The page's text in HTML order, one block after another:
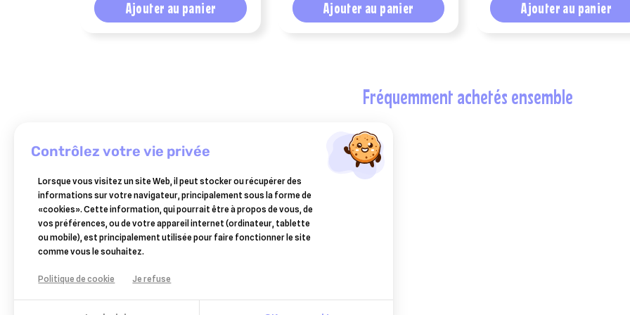
Ajouter au panier Ajouter au panier Ajouter au panier
fréquemment achetés ensemble
AXIENCE
9,83 €
Ajouter au panier
ESC
LABORATOIRE
esc
laboratoire
curcuma
articulations
et
14,60 €
Ajouter au panier
fermier
belles
spray
anti-
gale
9,89 €
Ajouter au panier
ermidra
mousse
200
ml
hydratant
pour
21,65 €
Ajouter au panier
contrôlez votre vie privée
Lorsque vous visitez un site Web, il peut stocker ou récupérer des
informations sur votre navigateur, principalement sous la forme de
«cookies». Cette information, qui pourrait être à propos de vous, de
vos préférences, ou de votre appareil internet (ordinateur, tablette
ou mobile), est principalement utilisée pour faire fonctionner le site
comme vous le souhaitez.
Politique de cookie Je refuse